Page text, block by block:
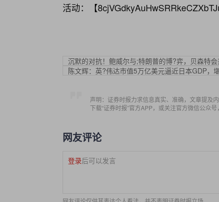
活动：【
沉默的对抗！鲍威尔与;特朗普的博?弈，贝森特
陈文辉：英?伟达市值5万亿美元逼近日本GDP，
声明：证券时报力求信息真实、准确，文章提及
下载“证券时报”官方APP，或关注官方微信公众
网友评论
登录后可以发言